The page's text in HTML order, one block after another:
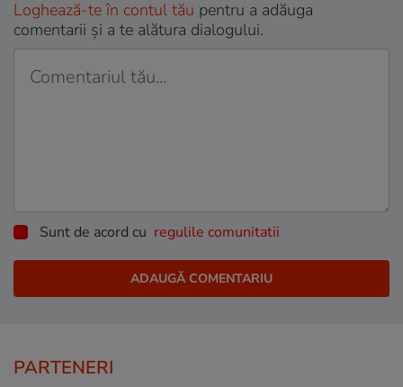
Loghează-te în contul tău pentru a adăuga
comentarii și a te alătura dialogului.
Sunt de acord cu regulile comunitatii
PARTENERI